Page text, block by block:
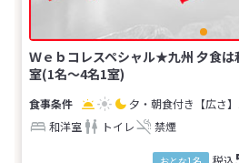
Ｗｅｂコレスペシャル★九州 夕食
室(1名～4名1室)
夕・朝食付き 【広さ
和洋室
トイレ 禁煙
税込